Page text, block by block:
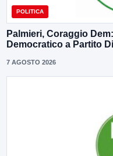
POLITICA
Palmieri, Coraggio
Democratico a Partito
7 AGOSTO 2026